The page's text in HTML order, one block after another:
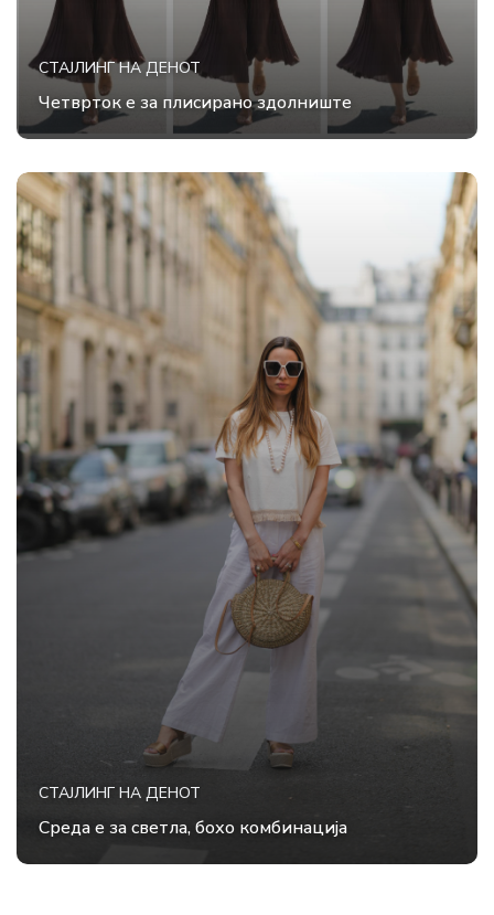
СТАЈЛИНГ НА ДЕНОТ
Четврток е за плисирано здолниште
СТАЈЛИНГ НА ДЕНОТ
Среда е за светла, бохо комбинација